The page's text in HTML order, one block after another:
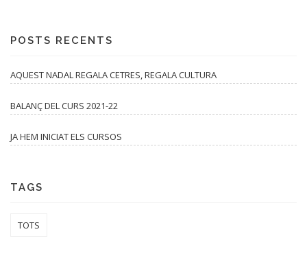
POSTS RECENTS
AQUEST NADAL REGALA CETRES, REGALA CULTURA
BALANÇ DEL CURS 2021-22
JA HEM INICIAT ELS CURSOS
TAGS
TOTS